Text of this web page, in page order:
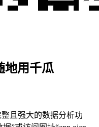
地用千瓜
且强大的数据分析功